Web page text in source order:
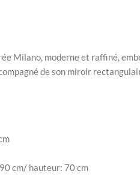
Milano, moderne et raffiné,
de son miroir
cm/ hauteur: 70 cm